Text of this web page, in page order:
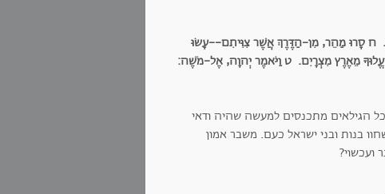
ח סָרוּ מַהֵר, מִן-הַדֶּרֶךְ אֲשֶׁר צִוִּיתִם--עָשׂוּ
מֵאֶרֶץ מִצְרָיִם. ט וַיֹּאמֶר יְהוָה, אֶל-מֹשֶׁה:
הגילאים מתכנסים למעשה שהיה ודאי
בנות ובני ישראל כעם. משבר אמון